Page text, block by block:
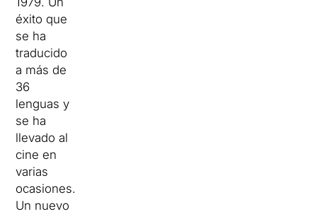
éxito que
se ha
traducido
a más de
36
lenguas y
se ha
llevado al
cine en
varias
ocasiones.
Un nuevo